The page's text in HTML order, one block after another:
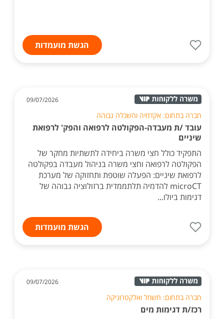
הגשת מועמדות
09/07/2026
חברה בתחום: אקדמיה והשכלה גבוהה
עובד /ת מעבדה-הפקולטה לרפואה והפק' לרפואת
שיניים
התפקיד כולל חצי משרה ביחידה לתשתיות מחקר של
הפקולטה לרפואה וחצי משרה בניהול מעבדה בפקולטה
לרפואת שיניים: הפעלה שוטפת ותחזוקה של מערכת
microCT להדמיה תלתממדית ברזולוציה גבוהה של
דגימות ביולו...
הגשת מועמדות
09/07/2026
חברה בתחום: חשמל ואלקטרוניקה
רכז/ת דגימות מים